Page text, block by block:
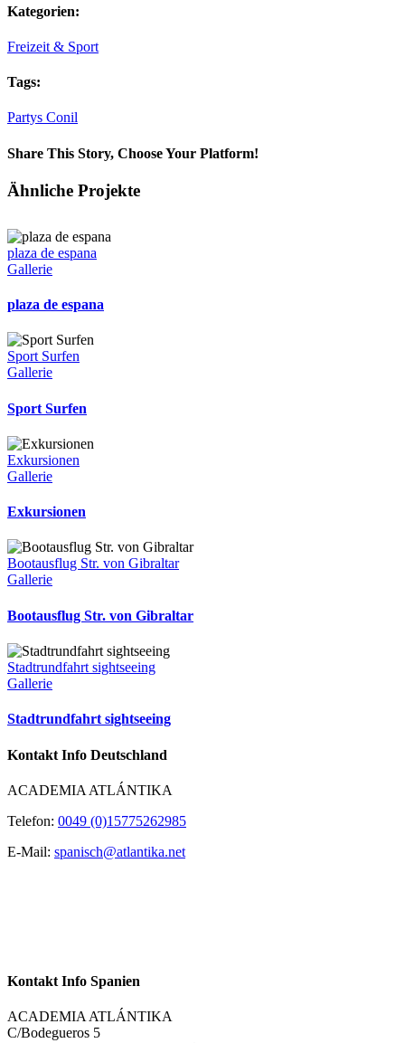
Kategorien:
Freizeit & Sport
Tags:
Partys Conil
Share This Story, Choose Your Platform!
Facebook
X
Reddit
LinkedIn
Tumblr
Pinterest
Vk
E-
Ähnliche Projekte
plaza de espana
Gallerie
plaza de espana
Sport Surfen
Gallerie
Sport Surfen
Exkursionen
Gallerie
Exkursionen
Bootausflug Str. von Gibraltar
Gallerie
Bootausflug Str. von Gibraltar
Stadtrundfahrt sightseeing
Gallerie
Stadtrundfahrt sightseeing
Kontakt Info Deutschland
ACADEMIA ATLÁNTIKA
Telefon: 0049 (0)15775262985
E-Mail: spanisch@atlantika.net
Kontakt Info Spanien
ACADEMIA ATLÁNTIKA
C/Bodegueros 5